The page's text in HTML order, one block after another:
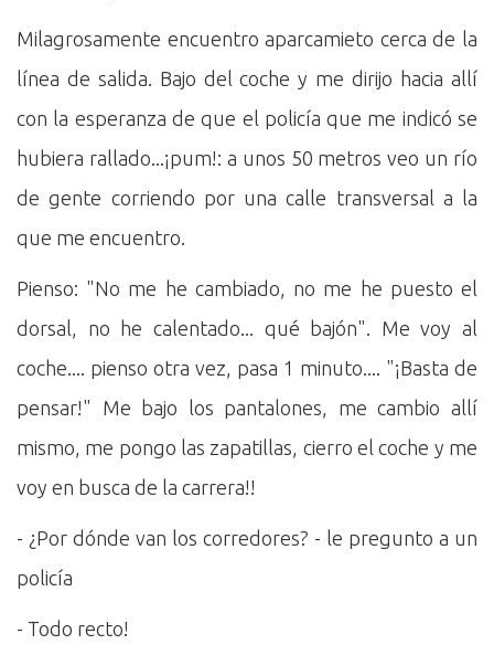
Milagrosamente encuentro aparcamieto cerca de la
línea de salida. Bajo del coche y me dirijo hacia allí
con la esperanza de que el policía que me indicó se
hubiera rallado...¡pum!: a unos 50 metros veo un río
de gente corriendo por una calle transversal a la
que me encuentro.
Pienso: "No me he cambiado, no me he puesto el
dorsal, no he calentado... qué bajón". Me voy al
coche.... pienso otra vez, pasa 1 minuto.... "¡Basta de
pensar!" Me bajo los pantalones, me cambio allí
mismo, me pongo las zapatillas, cierro el coche y me
voy en busca de la carrera!!
- ¿Por dónde van los corredores? - le pregunto a un
policía
- Todo recto!